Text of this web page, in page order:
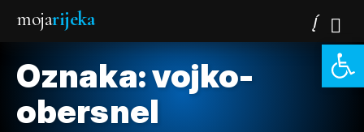
mojarijeka
Oznaka:vojko-
obersnel